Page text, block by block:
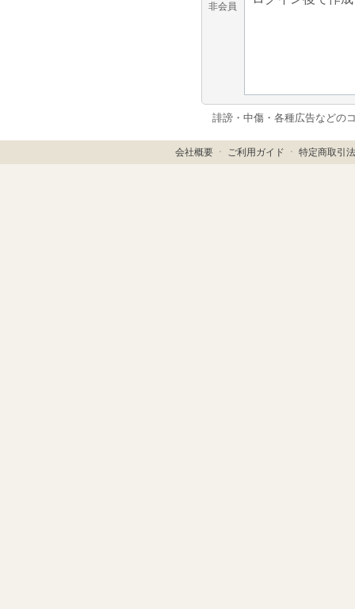
非会員
誹謗・中傷・各種広告などの
会社概要 ㆍ ご利用ガイド ㆍ特定商取引